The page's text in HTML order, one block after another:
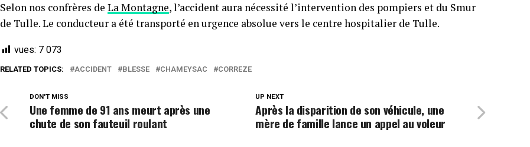
Selon nos confrères de La Montagne, l’accident aura nécessité l’intervention des pompiers et du Smur
de Tulle. Le conducteur a été transporté en urgence absolue vers le centre hospitalier de Tulle.
vues: 7 073
RELATED TOPICS: ACCIDENT BLESSE CHAMEYSAC CORREZE
UP NEXT
Après la disparition de son véhicule, une
mère de famille lance un appel au voleur
DON'T MISS
Une femme de 91 ans meurt après une
chute de son fauteuil roulant